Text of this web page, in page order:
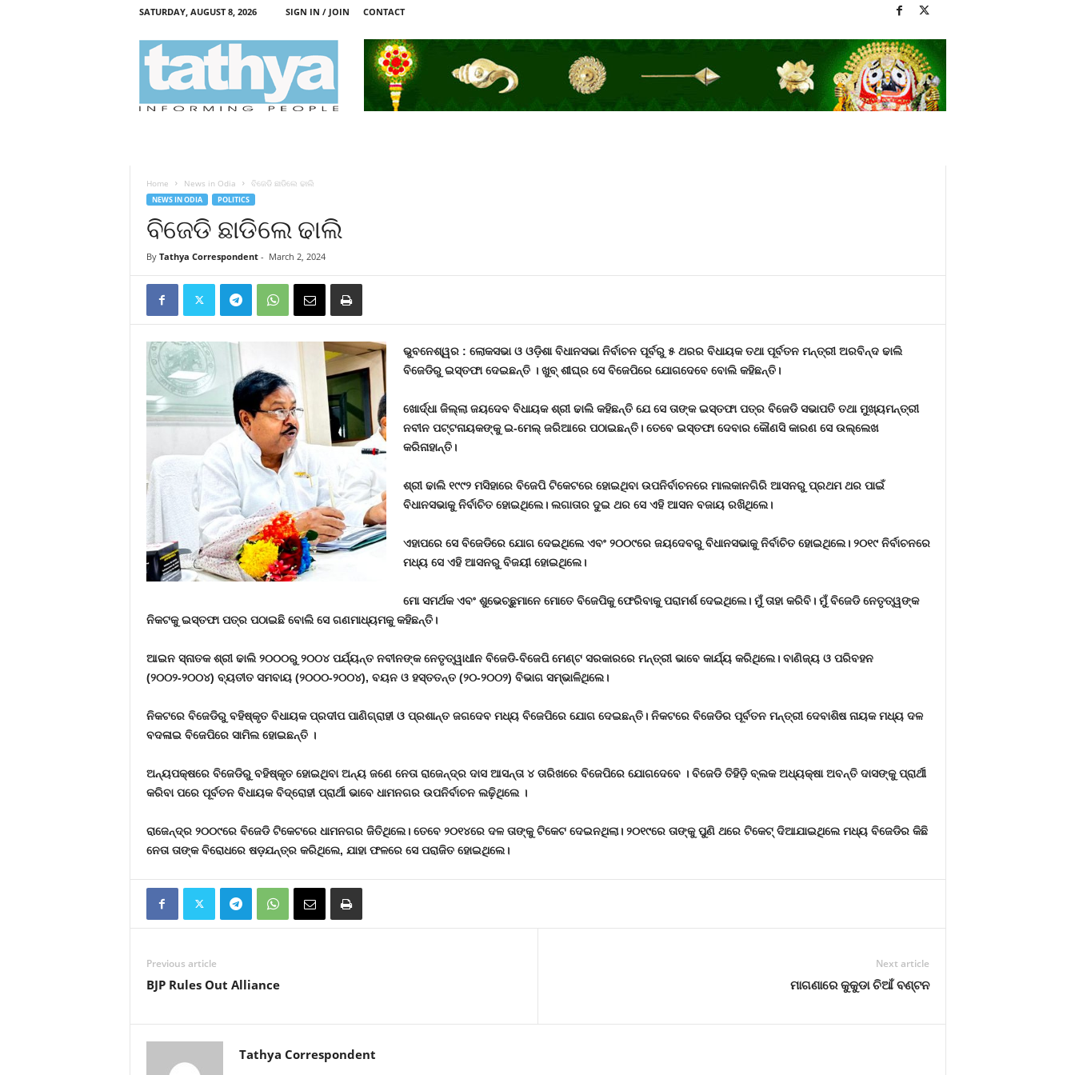
SATURDAY, AUGUST 8, 2026 SIGN IN / JOIN CONTACT
Home News in Odia ବିଜେଡି ଛାଡିଲେ ଢାଲି
NEWS IN ODIA POLITICS
ବିଜେଡି ଛାଡିଲେ ଢାଲି
By Tathya Correspondent- March 2, 2024
ଭୁବନେଶ୍ୱର : ଲୋକସଭା ଓ ଓଡ଼ିଶା ବିଧାନସଭା ନିର୍ବାଚନ ପୂର୍ବରୁ ୫ ଥରର ବିଧାୟକ ତଥା ପୂର୍ବତନ ମନ୍ତ୍ରୀ ଅରବିନ୍ଦ ଢାଲି
ବିଜେଡିରୁ ଇସ୍ତଫା ଦେଇଛନ୍ତି । ଖୁବ୍ ଶୀଘ୍ର ସେ ବିଜେପିରେ ଯୋଗଦେବେ ବୋଲି କହିଛନ୍ତି।
ଖୋର୍ଦ୍ଧା ଜିଲ୍ଲା ଜୟଦେବ ବିଧାୟକ ଶ୍ରୀ ଢାଲି କହିଛନ୍ତି ଯେ ସେ ତାଙ୍କ ଇସ୍ତଫା ପତ୍ର ବିଜେଡି ସଭାପତି ତଥା ମୁଖ୍ୟମନ୍ତ୍ରୀ
ନବୀନ ପଟ୍ଟନାୟକଙ୍କୁ ଇ-ମେଲ୍ ଜରିଆରେ ପଠାଇଛନ୍ତି। ତେବେ ଇସ୍ତଫା ଦେବାର କୌଣସି କାରଣ ସେ ଉଲ୍ଲେଖ
କରିନାହାନ୍ତି।
ଶ୍ରୀ ଢାଲି ୧୯୯୨ ମସିହାରେ ବିଜେପି ଟିକେଟରେ ହୋଇଥିବା ଉପନିର୍ବାଚନରେ ମାଲକାନଗିରି ଆସନରୁ ପ୍ରଥମ ଥର ପାଇଁ
ବିଧାନସଭାକୁ ନିର୍ବାଚିତ ହୋଇଥିଲେ। ଲଗାତାର ଦୁଇ ଥର ସେ ଏହି ଆସନ ବଜାୟ ରଖିଥିଲେ।
ଏହାପରେ ସେ ବିଜେଡିରେ ଯୋଗ ଦେଇଥିଲେ ଏବଂ ୨୦୦୯ରେ ଜୟଦେବରୁ ବିଧାନସଭାକୁ ନିର୍ବାଚିତ ହୋଇଥିଲେ। ୨୦୧୯ ନିର୍ବାଚନରେ
ମଧ୍ୟ ସେ ଏହି ଆସନରୁ ବିଜୟୀ ହୋଇଥିଲେ।
ମୋ ସମର୍ଥକ ଏବଂ ଶୁଭେଚ୍ଛୁମାନେ ମୋତେ ବିଜେପିକୁ ଫେରିବାକୁ ପରାମର୍ଶ ଦେଇଥିଲେ। ମୁଁ ତାହା କରିବି। ମୁଁ ବିଜେଡି ନେତୃତ୍ୱଙ୍କ
ନିକଟକୁ ଇସ୍ତଫା ପତ୍ର ପଠାଇଛି ବୋଲି ସେ ଗଣମାଧ୍ୟମକୁ କହିଛନ୍ତି।
ଆଇନ ସ୍ନାତକ ଶ୍ରୀ ଢାଲି ୨୦୦୦ରୁ ୨୦୦୪ ପର୍ଯ୍ୟନ୍ତ ନବୀନଙ୍କ ନେତୃତ୍ୱାଧୀନ ବିଜେଡି-ବିଜେପି ମେଣ୍ଟ ସରକାରରେ ମନ୍ତ୍ରୀ ଭାବେ କାର୍ଯ୍ୟ କରିଥିଲେ। ବାଣିଜ୍ୟ ଓ ପରିବହନ
(୨୦୦୨-୨୦୦୪) ବ୍ୟତୀତ ସମବାୟ (୨୦୦୦-୨୦୦୪), ବୟନ ଓ ହସ୍ତତନ୍ତ (୨୦-୨୦୦୨) ବିଭାଗ ସମ୍ଭାଳିଥିଲେ।
ନିକଟରେ ବିଜେଡିରୁ ବହିଷ୍କୃତ ବିଧାୟକ ପ୍ରଦୀପ ପାଣିଗ୍ରାହୀ ଓ ପ୍ରଶାନ୍ତ ଜଗଦେବ ମଧ୍ୟ ବିଜେପିରେ ଯୋଗ ଦେଇଛନ୍ତି। ନିକଟରେ ବିଜେଡିର ପୂର୍ବତନ ମନ୍ତ୍ରୀ ଦେବାଶିଷ ନାୟକ ମଧ୍ୟ ଦଳ
ବଦଳାଇ ବିଜେପିରେ ସାମିଲ ହୋଇଛନ୍ତି ।
ଅନ୍ୟପକ୍ଷରେ ବିଜେଡିରୁ ବହିଷ୍କୃତ ହୋଇଥିବା ଅନ୍ୟ ଜଣେ ନେତା ରାଜେନ୍ଦ୍ର ଦାସ ଆସନ୍ତା ୪ ତାରିଖରେ ବିଜେପିରେ ଯୋଗଦେବେ । ବିଜେଡି ତିହିଡ଼ି ବ୍ଲକ ଅଧ୍ୟକ୍ଷା ଅବନ୍ତି ଦାସଙ୍କୁ ପ୍ରାର୍ଥୀ
କରିବା ପରେ ପୂର୍ବତନ ବିଧାୟକ ବିଦ୍ରୋହୀ ପ୍ରାର୍ଥୀ ଭାବେ ଧାମନଗର ଉପନିର୍ବାଚନ ଲଢ଼ିଥିଲେ ।
ରାଜେନ୍ଦ୍ର ୨୦୦୯ରେ ବିଜେଡି ଟିକେଟରେ ଧାମନଗର ଜିତିଥିଲେ। ତେବେ ୨୦୧୪ରେ ଦଳ ତାଙ୍କୁ ଟିକେଟ ଦେଇନଥିଲା। ୨୦୧୯ରେ ତାଙ୍କୁ ପୁଣି ଥରେ ଟିକେଟ୍ ଦିଆଯାଇଥିଲେ ମଧ୍ୟ ବିଜେଡିର କିଛି
ନେତା ତାଙ୍କ ବିରୋଧରେ ଷଡ଼ଯନ୍ତ୍ର କରିଥିଲେ, ଯାହା ଫଳରେ ସେ ପରାଜିତ ହୋଇଥିଲେ।
Previous article
BJP Rules Out Alliance
Next article
ମାଗଣାରେ କୁକୁଡା ଚିଆଁ ବଣ୍ଟନ
Tathya Correspondent